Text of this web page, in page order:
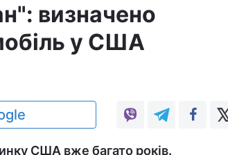
визначено
у США
США вже багато років.